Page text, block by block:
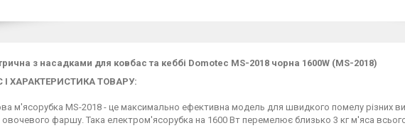
з насадками для ковбас та кеббі Domotec MS-2018 чорна 1600W (MS-2018)
ХАРАКТЕРИСТИКА ТОВАРУ:
м'ясорубка MS-2018 - це максимально ефективна модель для швидкого помелу різних
фаршу. Така електром'ясорубка на 1600 Вт перемелює близько 3 кг м'яса